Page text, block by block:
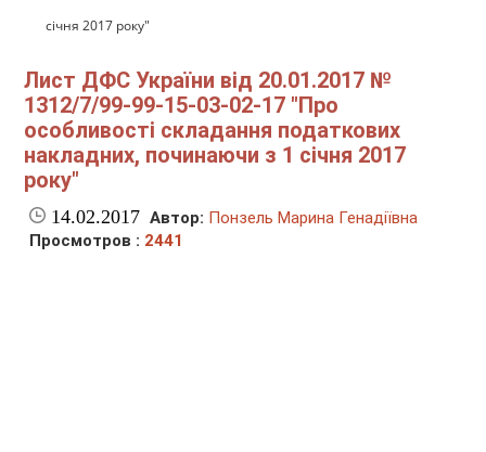
січня 2017 року"
Лист ДФС України від 20.01.2017 №
1312/7/99-99-15-03-02-17 "Про
особливості складання податкових
накладних, починаючи з 1 січня 2017
року"
14.02.2017 Автор: Понзель Марина Генадіївна
Просмотров : 2441